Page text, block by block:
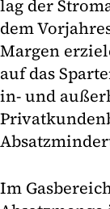
lag der
dem
Margen
auf das
in- und
Im